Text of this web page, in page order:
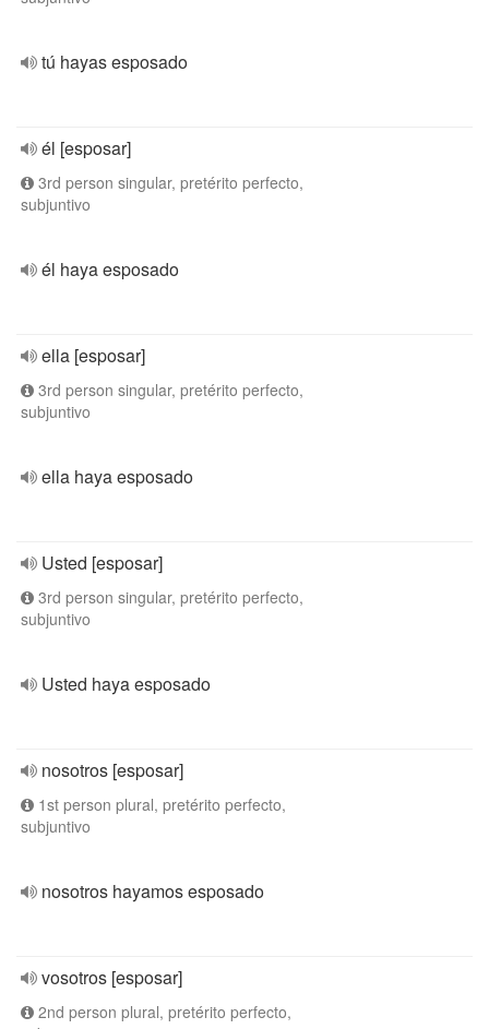
tú hayas esposado
él [esposar]
3rd person singular, pretérito perfecto,
subjuntivo
él haya esposado
ella [esposar]
3rd person singular, pretérito perfecto,
subjuntivo
ella haya esposado
Usted [esposar]
3rd person singular, pretérito perfecto,
subjuntivo
Usted haya esposado
nosotros [esposar]
1st person plural, pretérito perfecto,
subjuntivo
nosotros hayamos esposado
vosotros [esposar]
2nd person plural, pretérito perfecto,